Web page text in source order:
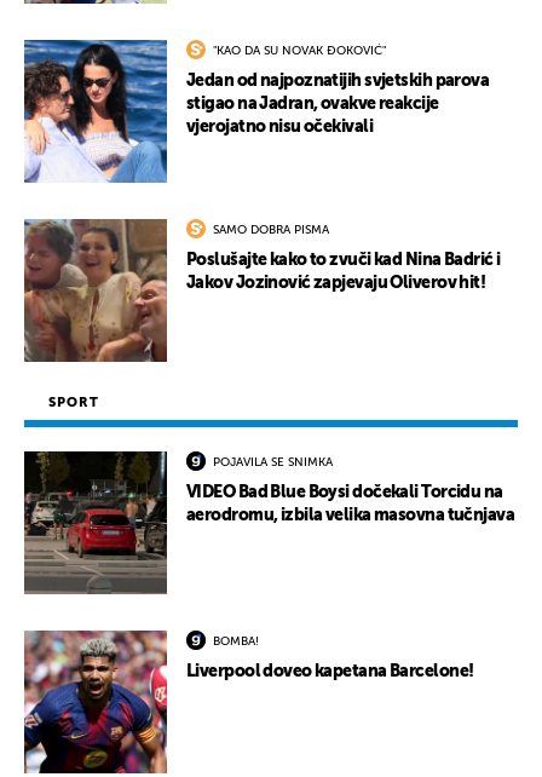
"KAO DA SU NOVAK ĐOKOVIĆ"
Jedan od najpoznatijih svjetskih parova
stigao na Jadran, ovakve reakcije
vjerojatno nisu očekivali
SAMO DOBRA PISMA
Poslušajte kako to zvuči kad Nina Badrić i
Jakov Jozinović zapjevaju Oliverov hit!
SPORT
POJAVILA SE SNIMKA
VIDEO Bad Blue Boysi dočekali Torcidu na
aerodromu, izbila velika masovna tučnjava
BOMBA!
Liverpool doveo kapetana Barcelone!